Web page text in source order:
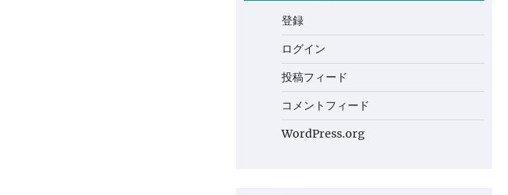
登録
ログイン
投稿フィード
コメントフィード
WordPress.org